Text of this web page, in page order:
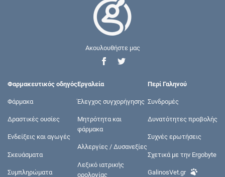
Ακουλουθήστε μας
Φαρμακευτικός οδηγός
Φάρμακα
Δραστικές ουσίες
Ενδείξεις και αγωγές
Σκευάσματα
Συμπληρώματα
Εργαλεία
Έλεγχος συγχορήγησης
Μητρότητα και
φάρμακα
Αλλεργίες / Δυσανεξίες
Λεξικό ιατρικής
ορολογίας
Περί Γαληνού
Συνδρομές
Δυνατότητες προβολής
Συχνές ερωτήσεις
Σχετικά με την Ergobyte
GalinosVet.gr